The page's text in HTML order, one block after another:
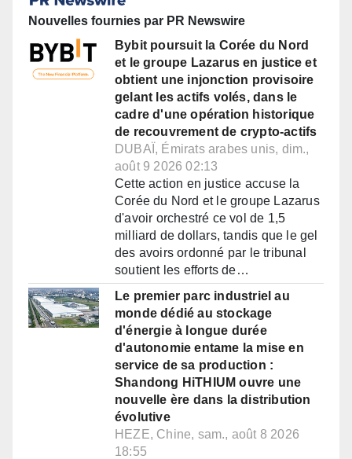
Nouvelles fournies par PR Newswire
Bybit poursuit la Corée du Nord
et le groupe Lazarus en justice et
obtient une injonction provisoire
gelant les actifs volés, dans le
cadre d'une opération historique
de recouvrement de crypto-actifs
DUBAÏ, Émirats arabes unis, dim.,
août 9 2026 02:13
Cette action en justice accuse la
Corée du Nord et le groupe Lazarus
d'avoir orchestré ce vol de 1,5
milliard de dollars, tandis que le gel
des avoirs ordonné par le tribunal
soutient les efforts de…
Le premier parc industriel au
monde dédié au stockage
d'énergie à longue durée
d'autonomie entame la mise en
service de sa production :
Shandong HiTHIUM ouvre une
nouvelle ère dans la distribution
évolutive
HEZE, Chine, sam., août 8 2026
18:55